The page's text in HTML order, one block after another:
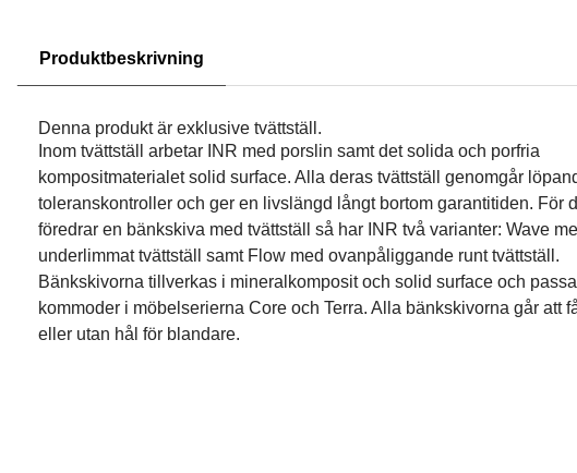
Produktbeskrivning
Denna produkt är exklusive tvättställ.
Inom tvättställ arbetar INR med porslin samt det solida och porfria
kompositmaterialet solid surface. Alla deras tvättställ genomgår
toleranskontroller och ger en livslängd långt bortom garantitiden. För
föredrar en bänkskiva med tvättställ så har INR två varianter: Wave
underlimmat tvättställ samt Flow med ovanpåliggande runt tvättställ.
Bänkskivorna tillverkas i mineralkomposit och solid surface och
kommoder i möbelserierna Core och Terra. Alla bänkskivorna går att
eller utan hål för blandare.